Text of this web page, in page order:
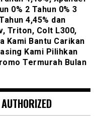
0% 2 Tahun 0% 3
4,45% dan
Triton, Colt L300,
Kami Bantu Carikan
Kami Pilihkan
Termurah Bulan